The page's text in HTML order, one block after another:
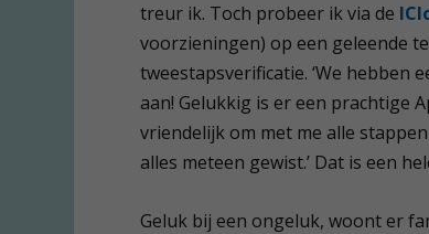
treur ik. Toch probeer ik via de
voorzieningen) op een geleende
tweestapsverificatie. ‘We hebben
aan! Gelukkig is er een prachtige
vriendelijk om met me alle
alles meteen gewist.’ Dat is een
Geluk bij een ongeluk, woont er